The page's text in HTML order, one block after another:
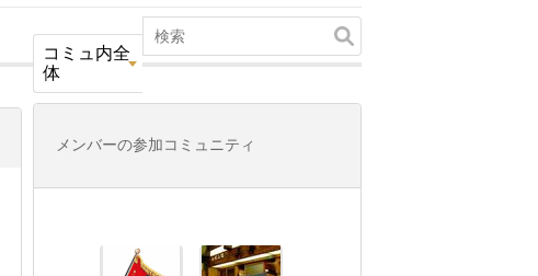
コミュ内全
体
メンバーの参加コミュニティ